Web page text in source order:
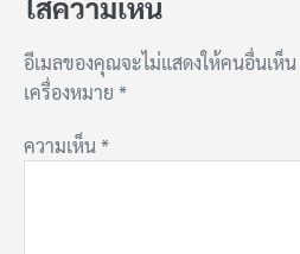
อีเมลของคุณจะไม่แสดงให้คนอื่นเห็น
เครื่องหมาย *
ความเห็น*